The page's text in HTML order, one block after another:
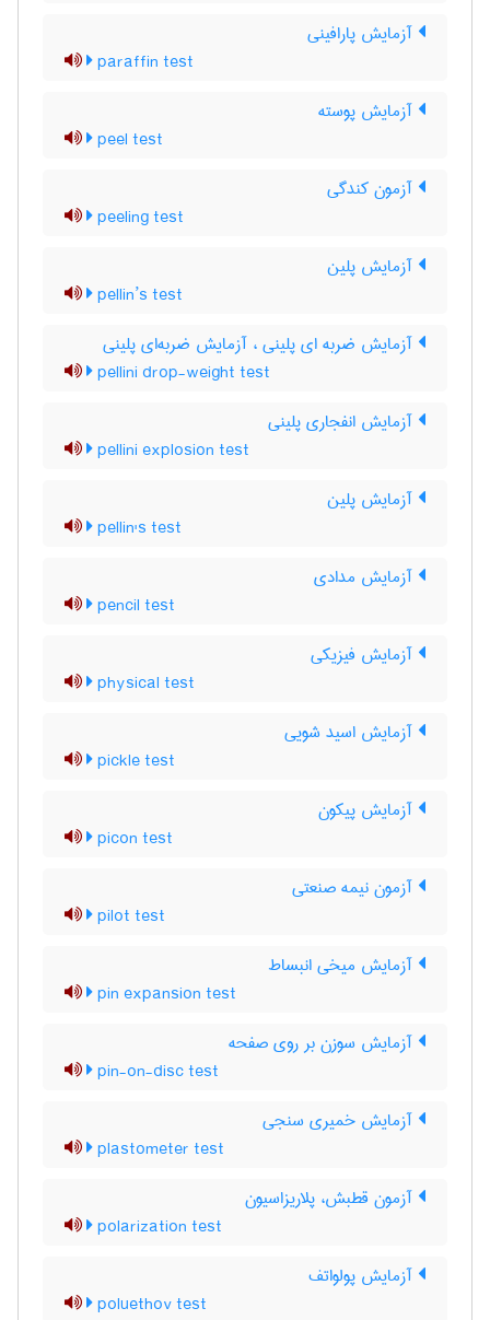
آزمایش پارافینی
paraffin test
آزمایش پوسته
peel test
آزمون کندگی
peeling test
آزمایش پلین
pellin’s test
آزمایش ضربه ای پلینی ، آزمایش ضربه‌ای پلینی
pellini drop-weight test
آزمایش انفجاری پلینی
pellini explosion test
آزمایش پلین
pellin's test
آزمایش مدادی
pencil test
آزمایش فیزیکی
physical test
آزمایش اسید شویی
pickle test
آزمایش پیکون
picon test
آزمون نیمه صنعتی
pilot test
آزمایش میخی انبساط
pin expansion test
آزمایش سوزن بر روی صفحه
pin-on-disc test
آزمایش خمیری سنجی
plastometer test
آزمون قطبش، پلاریزاسیون
polarization test
آزمایش پولواتف
poluethov test